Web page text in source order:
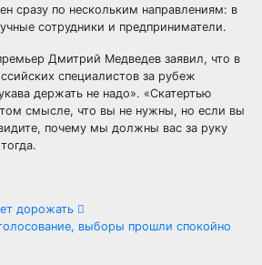
сразу по нескольким направлениям: в
сотрудники и предприниматели.
Дмитрий Медведев заявил, что в
специалистов за рубеж
держать не надо». «Скатертью
смысле, что вы не нужны, но если вы
почему мы должны вас за руку
дорожать
выборы прошли спокойно